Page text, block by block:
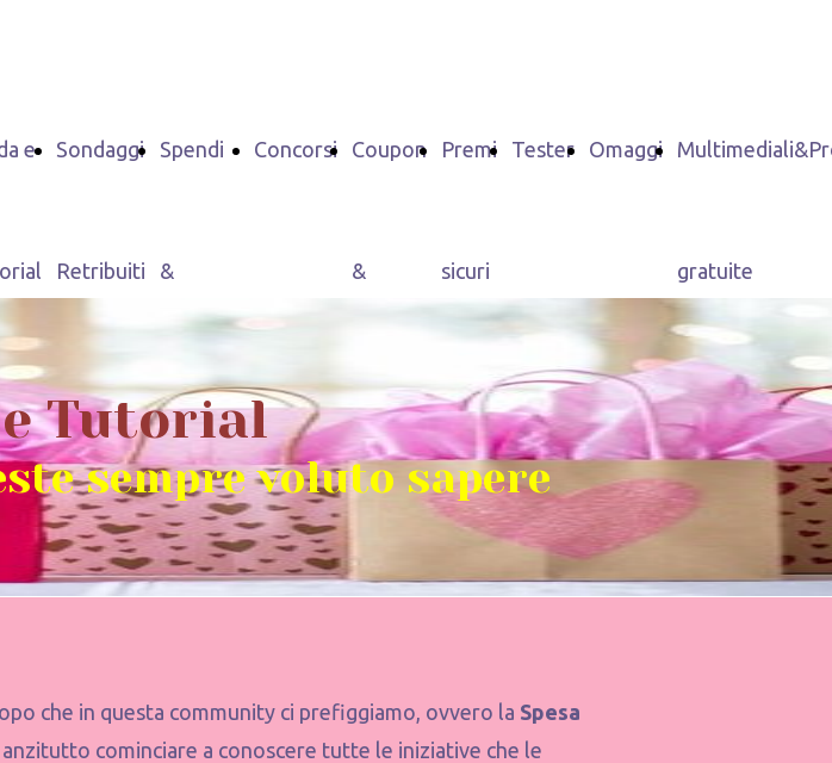
e Sondaggi
Retribuiti
Spendi
&
Riprendi
Concorsi Coupon
&
Sconti
Premi
sicuri
Tester Omaggi
gratuite
Tutorial
sempre voluto sapere
che in questa community ci prefiggiamo, ovvero la Spesa
cominciare a conoscere tutte le iniziative che le